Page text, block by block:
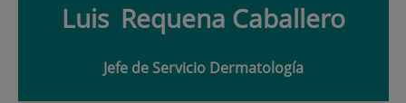
Luis Requena Caballero
Jefe de Servicio Dermatología